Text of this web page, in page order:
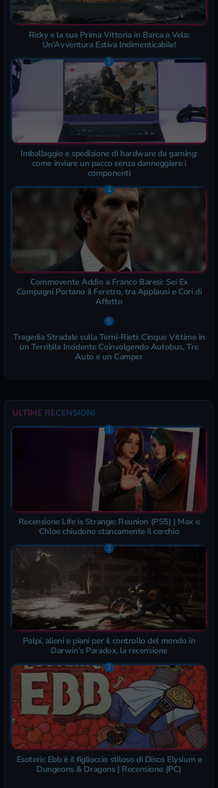
Ricky e la sua Prima Vittoria in Barca a Vela:
Un’Avventura Estiva Indimenticabile!
Imballaggio e spedizione di hardware da gaming:
come inviare un pacco senza danneggiare i
componenti
Commovente Addio a Franco Baresi: Sei Ex
Compagni Portano il Feretro, tra Applausi e Cori di
Affetto
Tragedia Stradale sulla Terni-Rieti: Cinque Vittime in
un Terribile Incidente Coinvolgendo Autobus, Tre
Auto e un Camper
ULTIME RECENSIONI
Recensione Life is Strange: Reunion (PS5) | Max e
Chloe chiudono stancamente il cerchio
Polpi, alieni e piani per il controllo del mondo in
Darwin’s Paradox, la recensione
Esoteric Ebb è il figlioccio stiloso di Disco Elysium e
Dungeons & Dragons | Recensione (PC)